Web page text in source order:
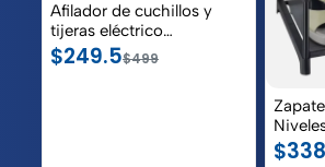
Afilador de cuchillos y
tijeras eléctrico
profesional para el hogar
$249.5$499
$338